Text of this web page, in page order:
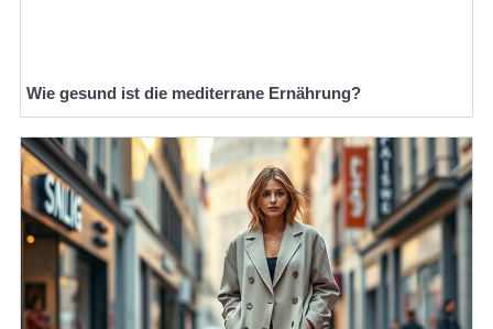
Wie gesund ist die mediterrane Ernährung?